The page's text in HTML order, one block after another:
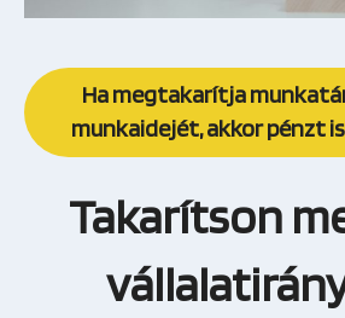
Ha megtakarítja
munkaidejét, akkor pénzt
Takarítson